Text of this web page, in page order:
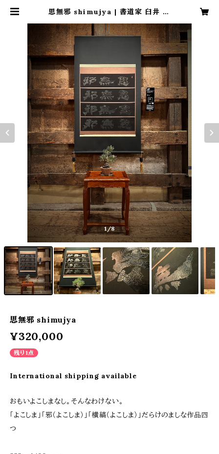
思無邪 shimujya | 書道家 臼井 鳳
1/8
思無邪 shimujya
¥320,000
残り1点
International shipping available
おもいよこしまなし。そんなわけない。
「よこしま」「邪（よこしま）」「横縞（よこしま）」だらけのましな作品四
つ